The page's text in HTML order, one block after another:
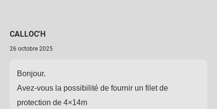
CALLOC'H
26 octobre 2025
Bonjour.
Avez-vous la possibilité de fournir un filet de
protection de 4×14m